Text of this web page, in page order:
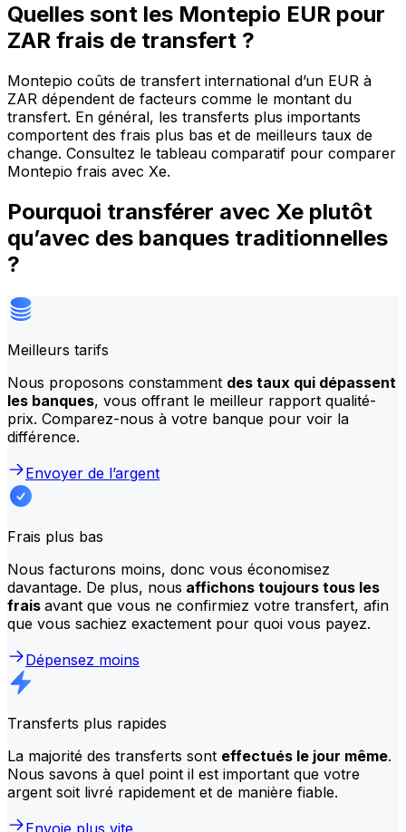
Quelles sont les Montepio EUR pour
ZAR frais de transfert ?
Montepio coûts de transfert international d’un EUR à
ZAR dépendent de facteurs comme le montant du
transfert. En général, les transferts plus importants
comportent des frais plus bas et de meilleurs taux de
change. Consultez le tableau comparatif pour comparer
Montepio frais avec Xe.
Pourquoi transférer avec Xe plutôt
qu’avec des banques traditionnelles
?
Meilleurs tarifs
Nous proposons constamment des taux qui dépassent
les banques, vous offrant le meilleur rapport qualité-
prix. Comparez-nous à votre banque pour voir la
différence.
Envoyer de l’argent
Frais plus bas
Nous facturons moins, donc vous économisez
davantage. De plus, nous affichons toujours tous les
frais avant que vous ne confirmiez votre transfert, afin
que vous sachiez exactement pour quoi vous payez.
Dépensez moins
Transferts plus rapides
La majorité des transferts sont effectués le jour même.
Nous savons à quel point il est important que votre
argent soit livré rapidement et de manière fiable.
Envoie plus vite